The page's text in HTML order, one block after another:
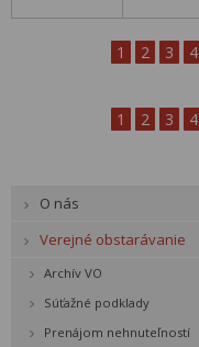
1 2 3 4
1 2 3 4
O nás
Verejné obstarávanie
Archív VO
Súťažné podklady
Prenájom nehnuteľností